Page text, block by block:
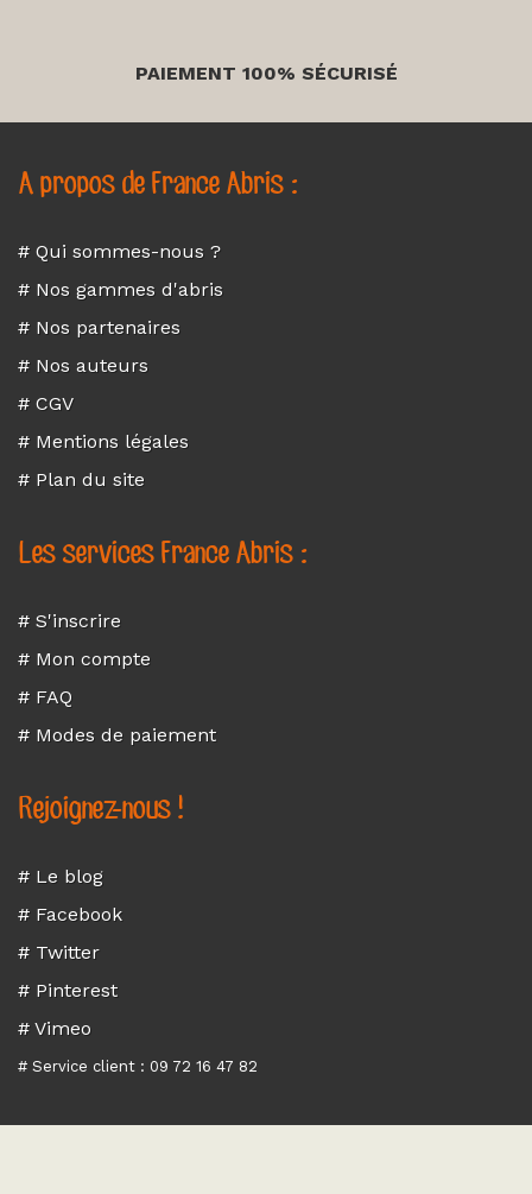
PAIEMENT 100% SÉCURISÉ
A propos de France Abris :
# Qui sommes-nous ?
# Nos gammes d'abris
# Nos partenaires
# Nos auteurs
# CGV
# Mentions légales
# Plan du site
Les services France Abris :
# S'inscrire
# Mon compte
# FAQ
# Modes de paiement
Rejoignez-nous !
# Le blog
# Facebook
# Twitter
# Pinterest
# Vimeo
# Service client : 09 72 16 47 82